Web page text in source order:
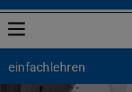
Menü öffnen
einfachlehren